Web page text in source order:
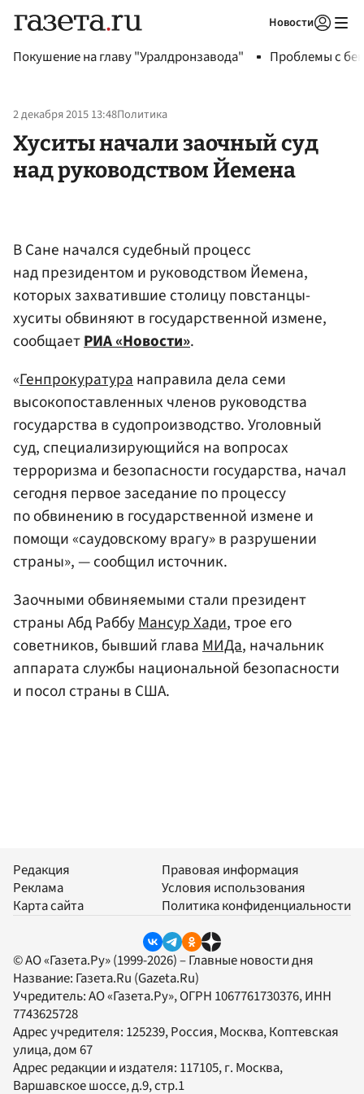
Новости
Покушение на главу "Уралдронзавода" Проблемы с
2 декабря 2015 13:48Политика
Хуситы начали заочный суд
над руководством Йемена
В Сане начался судебный процесс
над президентом и руководством Йемена,
которых захватившие столицу повстанцы-
хуситы обвиняют в государственной измене,
сообщаетРИА «Новости».
«Генпрокуратуранаправила дела семи
высокопоставленных членов руководства
государства в судопроизводство. Уголовный
суд, специализирующийся на вопросах
терроризма и безопасности государства, начал
сегодня первое заседание по процессу
по обвинению в государственной измене и
помощи «саудовскому врагу» в разрушении
страны», — сообщил источник.
Заочными обвиняемыми стали президент
страны Абд РаббуМансур Хади, трое его
советников, бывший главаМИДа, начальник
аппарата службы национальной безопасности
и посол страны в США.
Редакция
Реклама
Карта сайта
Правовая информация
Условия использования
Политика конфиденциальности
© АО «Газета.Ру» (1999-2026) – Главные новости дня
Название: Газета.Ru (Gazeta.Ru)
Учредитель:АО «Газета.Ру», ОГРН 1067761730376, ИНН
7743625728
Адрес учредителя: 125239, Россия, Москва, Коптевская
улица, дом 67
Адрес редакции и издателя: 117105, г. Москва,
Варшавское шоссе, д.9, стр.1